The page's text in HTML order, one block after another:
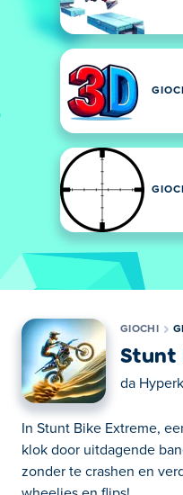
GIOCHI
Stunt
da
In Stunt Bike Extreme,
klok door uitdagende
zonder te crashen en